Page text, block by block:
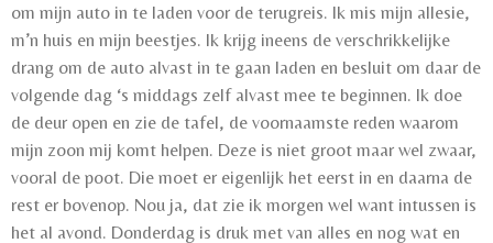
om mijn auto in te laden voor de terugreis. Ik mis mijn allesie,
m’n huis en mijn beestjes. Ik krijg ineens de verschrikkelijke
drang om de auto alvast in te gaan laden en besluit om daar de
volgende dag ‘s middags zelf alvast mee te beginnen. Ik doe
de deur open en zie de tafel, de voornaamste reden waarom
mijn zoon mij komt helpen. Deze is niet groot maar wel zwaar,
vooral de poot. Die moet er eigenlijk het eerst in en daarna de
rest er bovenop. Nou ja, dat zie ik morgen wel want intussen is
het al avond. Donderdag is druk met van alles en nog wat en